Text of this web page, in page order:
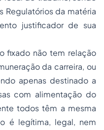
Regulatórios da matéria
justificador de sua
fixado não tem relação
da carreira, ou
apenas destinado a
com alimentação do
todos têm a mesma
é legítima, legal, nem